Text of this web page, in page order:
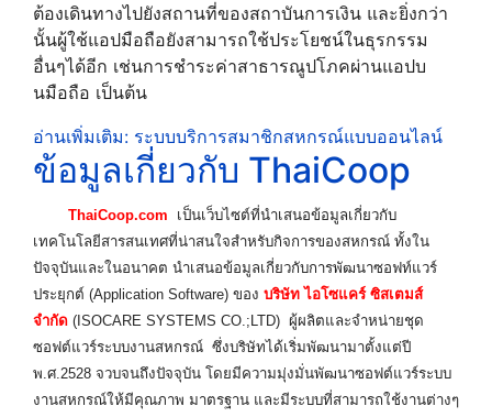
ต้องเดินทางไปยังสถานที่ของสถาบันการเงิน และยิ่งกว่า
นั้นผู้ใช้แอปมือถือยังสามารถใช้ประโยชน์ในธุรกรรม
อื่นๆได้อีก เช่นการชำระค่าสาธารณูปโภคผ่านแอปบ
นมือถือ เป็นต้น
อ่านเพิ่มเติม: ระบบบริการสมาชิกสหกรณ์แบบออนไลน์
ข้อมูลเกี่ยวกับ ThaiCoop
ThaiCoop.com
เป็นเว็บไซต์ที่นำเสนอข้อมูลเกี่ยวกับ
เทคโนโลยีสารสนเทศที่น่าสนใจสำหรับกิจการของสหกรณ์ ทั้งใน
ปัจจุบันและในอนาคต นำเสนอข้อมูลเกี่ยวกับการพัฒนาซอฟท์แวร์
ประยุกต์ (Application Software) ของ บริษัท ไอโซแคร์ ซิสเตมส์
จำกัด (ISOCARE SYSTEMS CO.;LTD) ผู้ผลิตและจำหน่ายชุด
ซอฟต์แวร์ระบบงานสหกรณ์ ซึ่งบริษัทได้เริ่มพัฒนามาตั้งแต่ปี
พ.ศ.2528 จวบจนถึงปัจจุบัน โดยมีความมุ่งมั่นพัฒนาซอฟต์แวร์ระบบ
งานสหกรณ์ให้มีคุณภาพ มาตรฐาน และมีระบบที่สามารถใช้งานต่างๆ